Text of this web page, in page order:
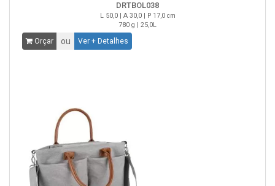
DRTBOL038
L 50,0 | A 30,0 | P 17,0 cm
780 g | 25,0L
Orçar ou Ver + Detalhes